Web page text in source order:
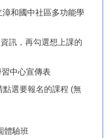
和國中社區多功能學
訊，再勾選想上課的
中心宣傳表
選要報名的課程 (無
體驗班